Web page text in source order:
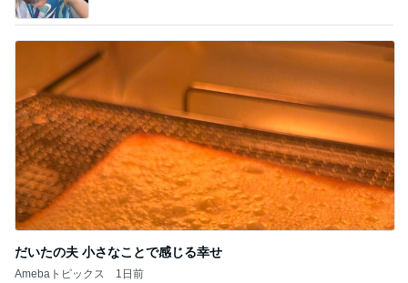
だいたの夫 小さなことで感じる幸せ
Amebaトピックス 1日前